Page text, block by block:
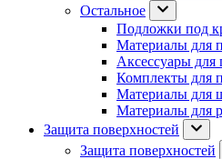
Остальное
Подложки под
Материалы для
Аксессуары для
Комплекты для
Материалы для
Материалы для
Защита поверхностей
Защита поверхностей